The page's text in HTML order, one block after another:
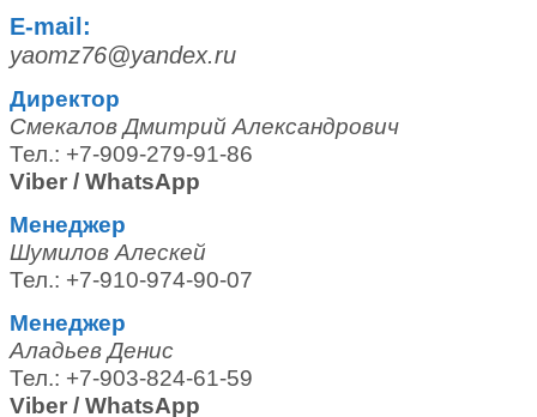
E-mail:
yaomz76@yandex.ru
Директор
Смекалов Дмитрий Александрович
Тел.: +7-909-279-91-86
Viber / WhatsApp
Менеджер
Шумилов Алескей
Тел.: +7-910-974-90-07
Менеджер
Аладьев Денис
Тел.: +7-903-824-61-59
Viber / WhatsApp